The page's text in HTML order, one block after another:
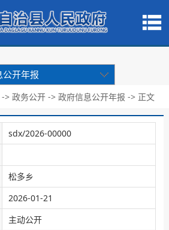
公开年报
-> 政务公开 -> 政府信息公开年报 -> 正文
sdx/2026-00000
松多乡
2026-01-21
主动公开